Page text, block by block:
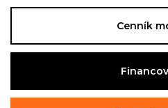
Cenník